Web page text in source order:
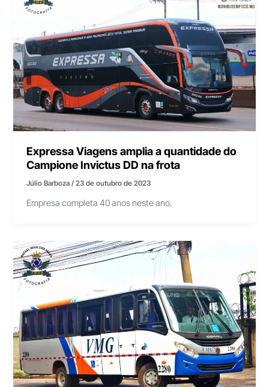
Expressa Viagens amplia a quantidade do
Campione Invictus DD na frota
Júlio Barboza/23 de outubro de 2023
Empresa completa 40 anos neste ano.